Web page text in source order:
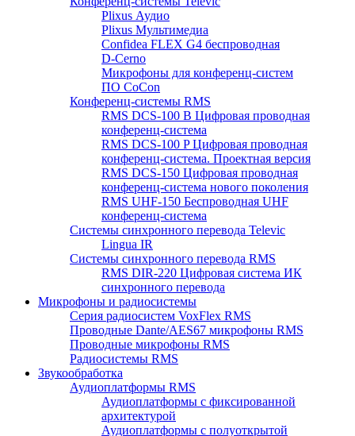
Plixus Аудио
Plixus Мультимедиа
Confidea FLEX G4 беспроводная
D-Cerno
Микрофоны для конференц-систем
ПО CoCon
Конференц-системы RMS
RMS DCS-100 B Цифровая проводная
конференц-система
RMS DCS-100 P Цифровая проводная
конференц-система. Проектная версия
RMS DCS-150 Цифровая проводная
конференц-система нового поколения
RMS UHF-150 Беспроводная UHF
конференц-система
Системы синхронного перевода Televic
Lingua IR
Системы синхронного перевода RMS
RMS DIR-220 Цифровая система ИК
синхронного перевода
Микрофоны и радиосистемы
Серия радиосистем VoxFlex RMS
Проводные Dante/AES67 микрофоны RMS
Проводные микрофоны RMS
Радиосистемы RMS
Звукообработка
Аудиоплатформы RMS
Аудиоплатформы с фиксированной
архитектурой
Аудиоплатформы с полуоткрытой